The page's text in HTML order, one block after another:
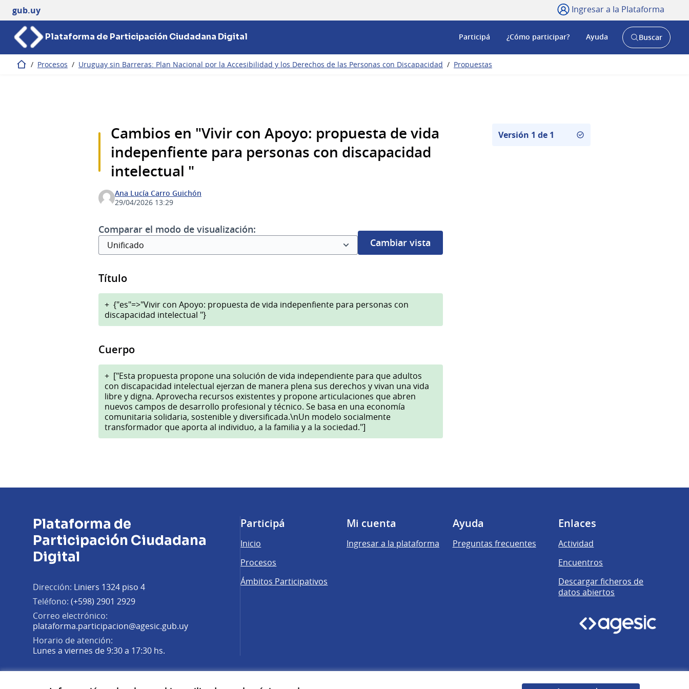
gub.uy Ingresar a la Plataforma
Plataforma de Participación Ciudadana Digital Participá ¿Cómo participar? Ayuda
AbrirBuscar
Inicio / Procesos / Uruguay sin Barreras: Plan Nacional por la Accesibilidad y los Derechos de las Personas con Discapacidad / Propuestas
Cambios en "Vivir con Apoyo: propuesta de vida
indepenfiente para personas con discapacidad
intelectual "
Ana Lucía Carro Guichón
29/04/2026 13:29
Comparar el modo de visualización:
Cambiar vista
Título
+ {"es"=>"Vivir con Apoyo: propuesta de vida indepenfiente para personas con
discapacidad intelectual "}
Cuerpo
+ ["Esta propuesta propone una solución de vida independiente para que adultos
con discapacidad intelectual ejerzan de manera plena sus derechos y vivan una vida
libre y digna. Aprovecha recursos existentes y propone articulaciones que abren
nuevos campos de desarrollo profesional y técnico. Se basa en una economía
comunitaria solidaria, sostenible y diversificada.\nUn modelo socialmente
transformador que aporta al individuo, a la familia y a la sociedad."]
Versión 1 de 1
Plataforma de
Participación Ciudadana
Digital
Dirección: Liniers 1324 piso 4
Teléfono: (+598) 2901 2929
Correo electrónico:
plataforma.participacion@agesic.gub.uy(Abrir en una pestaña nueva)
Horario de atención:
Lunes a viernes de 9:30 a 17:30 hs.
Participá
Inicio
Procesos
Ámbitos Participativos
Mi cuenta
Ingresar a la plataforma
Ayuda
Preguntas frecuentes
Enlaces
Actividad
Encuentros
Descargar ficheros de
datos abiertos